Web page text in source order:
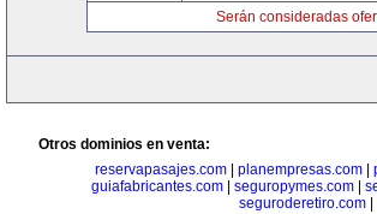
Serán consideradas
Otros dominios en venta:
reservapasajes.com
planempresas.com
guiafabricantes.com| seguropymes.com|
seguroderetiro.com